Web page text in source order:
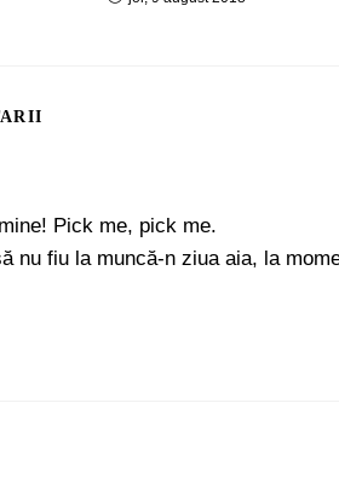
Pick me, pick me.
nu fiu la muncă-n ziua aia, la